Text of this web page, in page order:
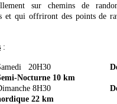
sur chemins de
et qui offriront des points de
:
20H30
Nocturne 10 km
8H30
22 km